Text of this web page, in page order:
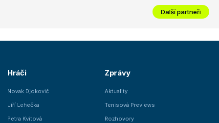
Další partneři
Hráči
Novak Djokovič
Jiří Lehečka
Petra Kvitová
Zprávy
Aktuality
Tenisová Previews
Rozhovory